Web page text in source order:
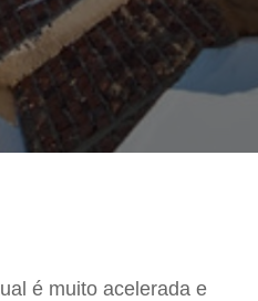
é muito acelerada e